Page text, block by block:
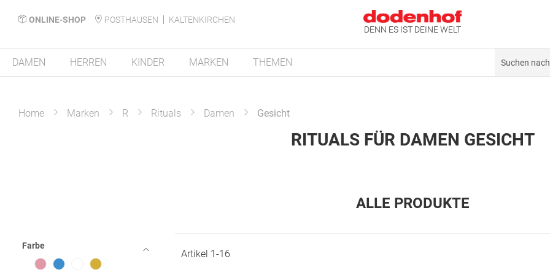
ONLINE-SHOP POSTHAUSEN
KALTENKIRCHEN
DENN ES IST DEINE WELT
DAMEN HERREN KINDER MARKEN THEMEN
Home Marken R Rituals Damen Gesicht
RITUALS FÜR DAMEN GESICHT
ALLE PRODUKTE
Farbe
Artikel 1-16